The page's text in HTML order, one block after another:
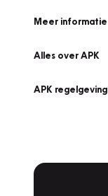
Meer informatie
Alles over APK
APK regelgeving